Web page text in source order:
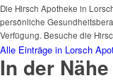
Die Hirsch Apotheke in
persönliche
Verfügung. Besuche die
Alle Einträge in Lorsch
In der Nähe